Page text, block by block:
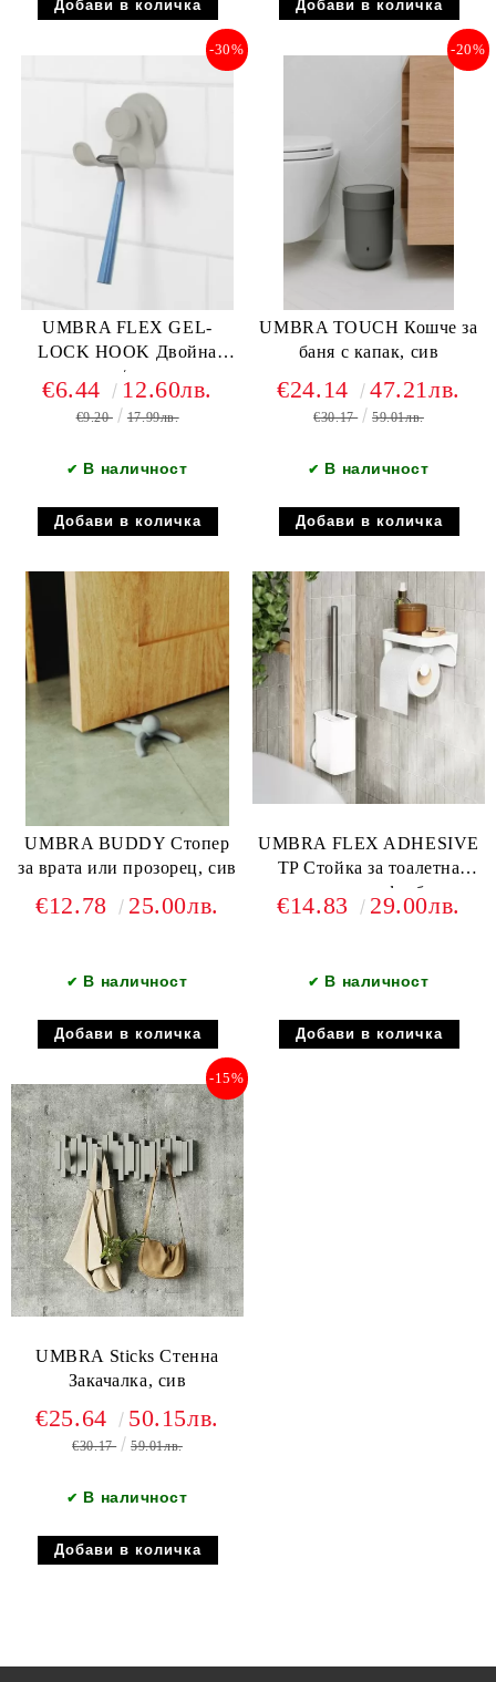
UMBRA FLEX GEL-
LOCK HOOK Двойна
закачалка /вакуум,сив
-30%
€6.44 12.60лв.
€9.20 17.99лв.
✔ В наличност
UMBRA TOUCH Кошче за
баня с капак, сив
-20%
€24.14 47.21лв.
€30.17 59.01лв.
✔ В наличност
UMBRA BUDDY Стопер
за врата или прозорец, сив
€12.78 25.00лв.
✔ В наличност
UMBRA FLEX ADHESIVE
TP Стойка за тоалетна
хартия с рафт, бял
€14.83 29.00лв.
✔ В наличност
UMBRA Sticks Стенна
Закачалка, сив
-15%
€25.64 50.15лв.
€30.17 59.01лв.
✔ В наличност